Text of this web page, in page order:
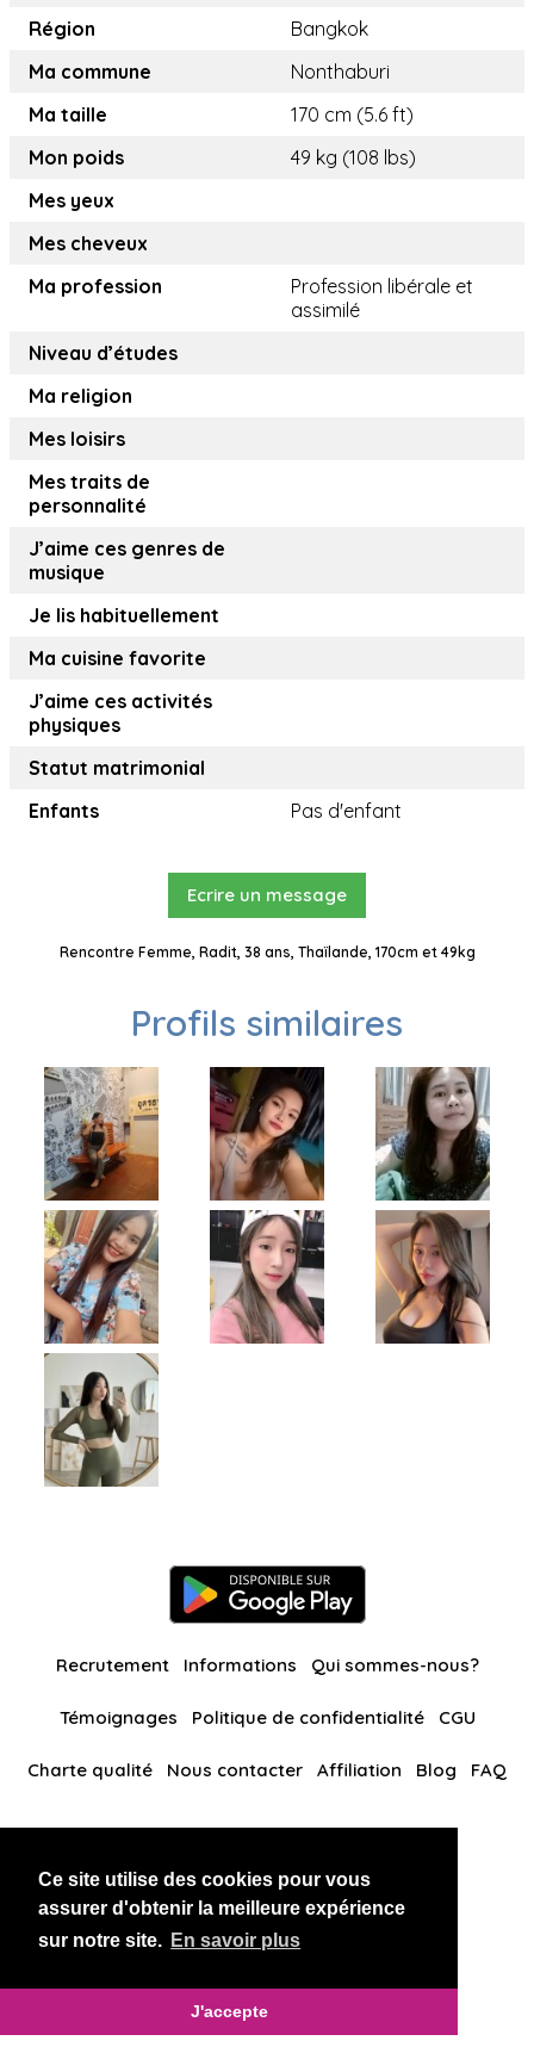
Ce site utilise des cookies pour vous
assurer d'obtenir la meilleure expérience
sur notre site. En savoir plus
J'accepte
Région
Bangkok
Ma commune
Nonthaburi
Ma taille
170 cm (5.6 ft)
Mon poids
49 kg (108 lbs)
Mes yeux
Mes cheveux
Ma profession
Profession libérale et
assimilé
Niveau d’études
Ma religion
Mes loisirs
Mes traits de
personnalité
J’aime ces genres de
musique
Je lis habituellement
Ma cuisine favorite
J’aime ces activités
physiques
Statut matrimonial
Enfants
Pas d'enfant
Ecrire un message
Rencontre Femme, Radit, 38 ans, Thaïlande, 170cm et 49kg
Profils similaires
Recrutement Informations Qui sommes-nous?
Témoignages Politique de confidentialité CGU
Charte qualité Nous contacter Affiliation Blog FAQ
BlackAndBeauties RussianKisses